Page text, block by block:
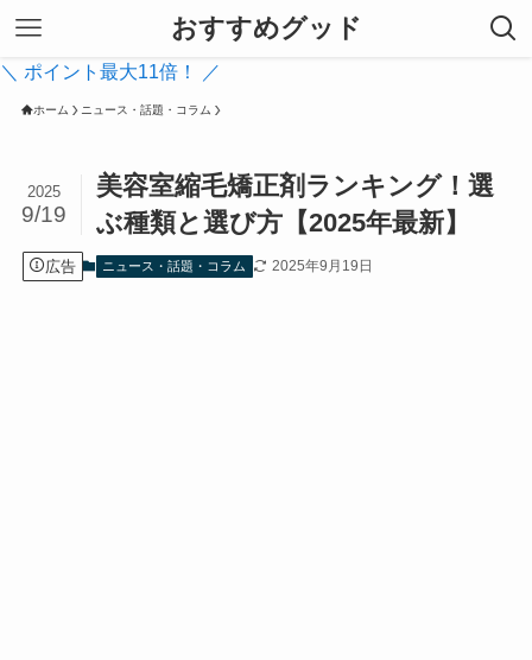
おすすめグッド
＼ ポイント最大11倍！ ／
ホーム ニュース・話題・コラム
美容室縮毛矯正剤ランキング！選
ぶ種類と選び方【2025年最新】
2025
9/19
広告 ニュース・話題・コラム 2025年9月19日